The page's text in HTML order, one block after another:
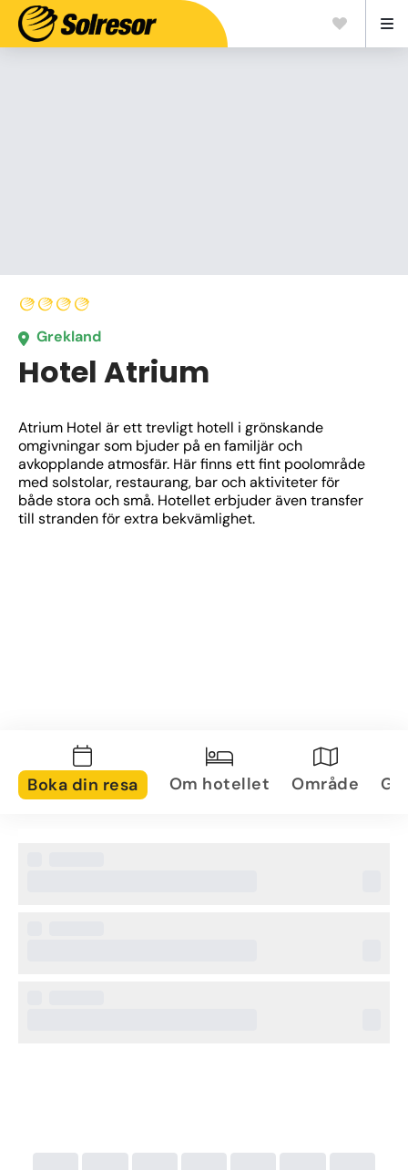
Grekland
Hotel Atrium
Atrium Hotel är ett trevligt hotell i grönskande
omgivningar som bjuder på en familjär och
avkopplande atmosfär. Här finns ett fint poolområde
med solstolar, restaurang, bar och aktiviteter för
både stora och små. Hotellet erbjuder även transfer
till stranden för extra bekvämlighet.
Boka din resa Om hotellet Område